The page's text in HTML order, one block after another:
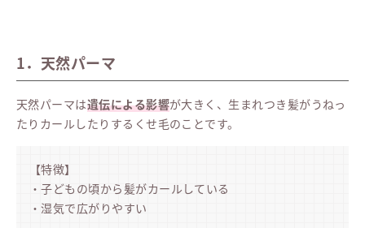
1．天然パーマ
天然パーマは遺伝による影響が大きく、生まれつき髪がうねっ
たりカールしたりするくせ毛のことです。
【特徴】
・子どもの頃から髪がカールしている
・湿気で広がりやすい